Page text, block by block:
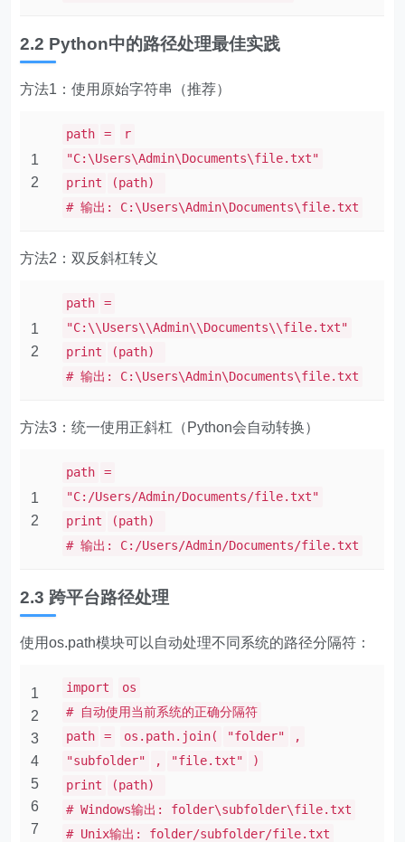
2.2 Python中的路径处理最佳实践
方法1：使用原始字符串（推荐）
1
2
path =
r
"C:\Users\Admin\Documents\file.txt"
print
(path)
# 输出: C:\Users\Admin\Documents\file.txt
方法2：双反斜杠转义
1
2
path
=
"C:\\Users\\Admin\\Documents\\file.txt"
print
(path)
# 输出: C:\Users\Admin\Documents\file.txt
方法3：统一使用正斜杠（Python会自动转换）
1
2
path
=
"C:/Users/Admin/Documents/file.txt"
print
(path)
# 输出: C:/Users/Admin/Documents/file.txt
2.3 跨平台路径处理
使用os.path模块可以自动处理不同系统的路径分隔符：
1
2
3
4
5
6
7
import
os
# 自动使用当前系统的正确分隔符
path
= os.path.join( "folder"
,
"subfolder"
, "file.txt"
)
print
(path)
# Windows输出: folder\subfolder\file.txt
# Unix输出: folder/subfolder/file.txt